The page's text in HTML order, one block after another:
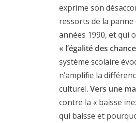
exprime son
ressorts de la panne
années 1990, et qui
« l’égalité des
système scolaire
n’amplifie la
culturel. Vers une
contre la « baisse
qui baisse et